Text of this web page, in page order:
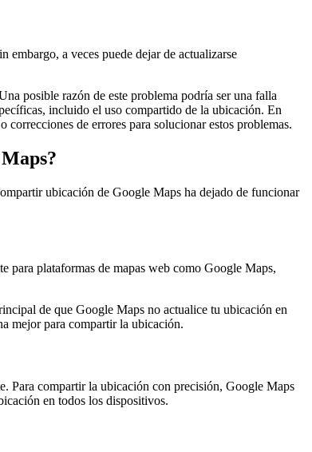
a veces puede dejar de actualizarse
posible razón de este problema podría ser una falla
incluido el uso compartido de la ubicación. En
correcciones de errores para solucionar estos problemas.
ubicación de Google Maps ha dejado de funcionar
para plataformas de mapas web como Google Maps,
de que Google Maps no actualice tu ubicación en
mejor para compartir la ubicación.
Para compartir la ubicación con precisión, Google Maps
en todos los dispositivos.